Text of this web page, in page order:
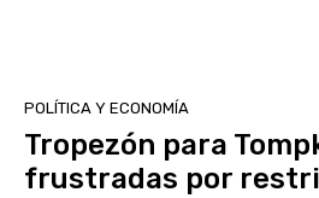
POLÍTICA Y ECONOMÍA
Tropezón para
frustradas por